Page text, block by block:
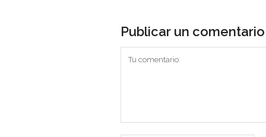
Publicar un comentario